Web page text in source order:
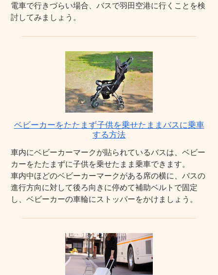
電車で行きづらい場合、バスで羽田空港に行くことを検
討してみましょう。
ベビーカーをたたまず子供を乗せたままバスに乗車
する方法
車内にベビーカーマークが貼られているバスは、ベビー
カーをたたまずに子供を乗せたまま乗車できます。
車内中ほどのベビーカーマークがある席の横に、バスの
進行方向に対して後ろ向きに停めて補助ベルトで固定
し、ベビーカーの車輪にストッパーをかけましょう。